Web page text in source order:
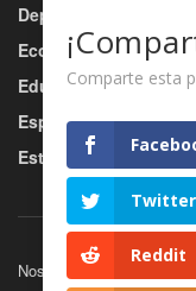
Deportes
Economía
Educación
Esports
Estilo De Vida
Nosotros
Comparte esta
Twitter
Reddit